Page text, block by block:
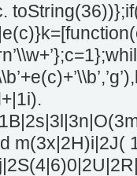
m(3x|2H)i|2J(